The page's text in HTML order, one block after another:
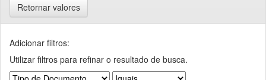
Retornar valores
Adicionar filtros:
Utilizar filtros para refinar o resultado de busca.